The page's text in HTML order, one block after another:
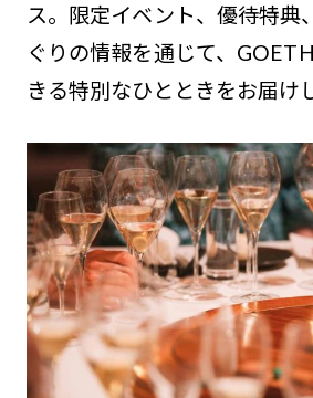
ス。限定イベント、優待特典
ぐりの情報を通じて、
きる特別なひとときをお届け